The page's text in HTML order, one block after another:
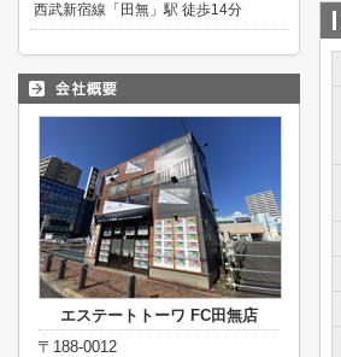
西武新宿線「田無」駅 徒歩14分
エステートトーワ FC田無店
〒188-0012